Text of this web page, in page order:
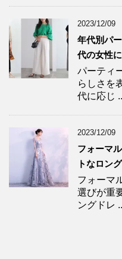
2023/12/09
年代別パ
代の女性
パーティ
らしさを
代に応じ
2023/12/09
フォーマ
トなロン
フォーマ
選びが重
ングドレ